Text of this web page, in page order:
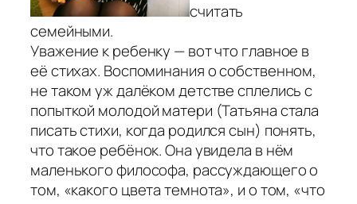
считать
семейными.
Уважение к ребенку — вот что главное в
её стихах. Воспоминания о собственном,
не таком уж далёком детстве сплелись с
попыткой молодой матери (Татьяна стала
писать стихи, когда родился сын) понять,
что такое ребёнок. Она увидела в нём
маленького философа, рассуждающего о
том, «какого цвета темнота», и о том, «что